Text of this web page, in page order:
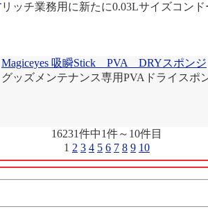
リッチ業務用に新たに0.03Lサイズコンド
Magiceyes 吸瞬Stick PVA DRYスポンジ
グッズメンテナンス専用PVAドライスポ
16231件中1件～10件目
1 2 3 4 5 6 7 8 9 10